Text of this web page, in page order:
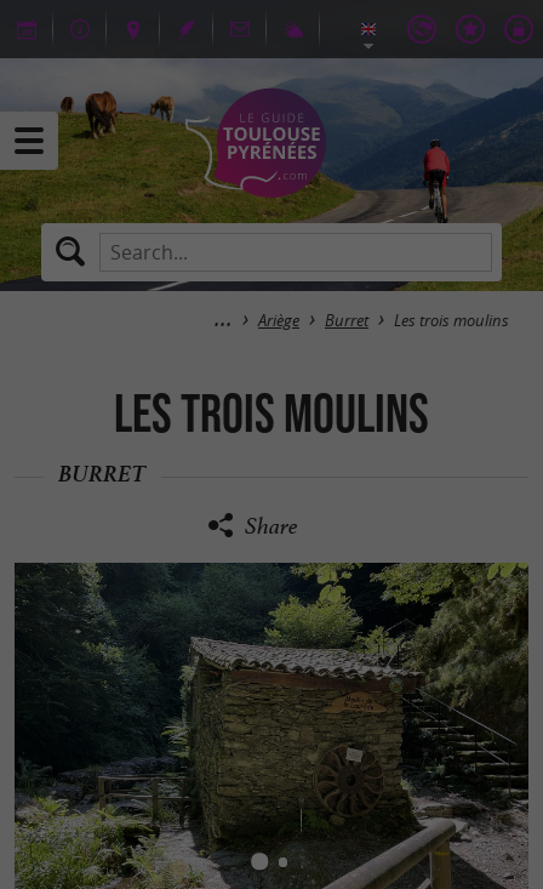
Ariège Burret Les trois moulins
Les trois moulins
BURRET
Share